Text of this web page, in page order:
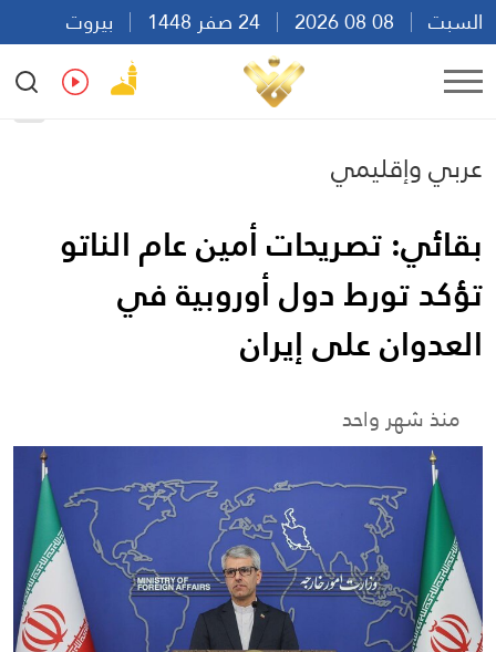
السبت
بيروت
19:27
Ar
عربي وإقليمي
بقائي: تصريحات أمين عام الناتو
تؤكد تورط دول أوروبية في
العدوان على إيران
منذ شهر واحد